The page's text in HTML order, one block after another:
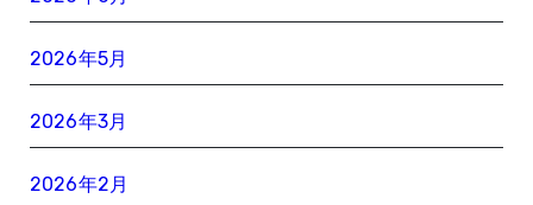
2026年5月
2026年3月
2026年2月